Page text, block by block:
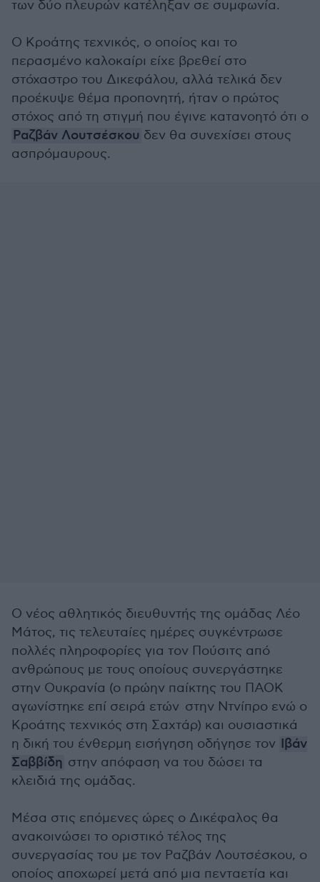
των δύο πλευρών κατέληξαν σε συμφωνία.
Ο Κροάτης τεχνικός, ο οποίος και το
περασμένο καλοκαίρι είχε βρεθεί στο
στόχαστρο του Δικεφάλου, αλλά τελικά δεν
προέκυψε θέμα προπονητή, ήταν ο πρώτος
στόχος από τη στιγμή που έγινε κατανοητό ότι ο
Ραζβάν Λουτσέσκου δεν θα συνεχίσει στους
ασπρόμαυρους.
Ο νέος αθλητικός διευθυντής της ομάδας Λέο
Μάτος, τις τελευταίες ημέρες συγκέντρωσε
πολλές πληροφορίες για τον Πούσιτς από
ανθρώπους με τους οποίους συνεργάστηκε
στην Ουκρανία (ο πρώην παίκτης του ΠΑΟΚ
αγωνίστηκε επί σειρά ετών στην Ντνίπρο ενώ ο
Κροάτης τεχνικός στη Σαχτάρ) και ουσιαστικά
η δική του ένθερμη εισήγηση οδήγησε τον Ιβάν
Σαββίδη στην απόφαση να του δώσει τα
κλειδιά της ομάδας.
Μέσα στις επόμενες ώρες ο Δικέφαλος θα
ανακοινώσει το οριστικό τέλος της
συνεργασίας του με τον Ραζβάν Λουτσέσκου, ο
οποίος αποχωρεί μετά από μια πενταετία και